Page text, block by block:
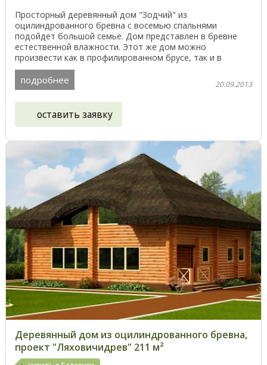
Просторный деревянный дом "Зодчий" из
оцилиндрованного бревна с восемью спальнями
подойдет большой семье. Дом представлен в бревне
естественной влажности. Этот же дом можно
произвести как в профилированном брусе, так и в
клееном брусе. Сейчас ...
подробнее 20.09.2013
оставить заявку
Деревянный дом из оцилиндрованного бревна,
проект "Ляховичидрев" 211 м²